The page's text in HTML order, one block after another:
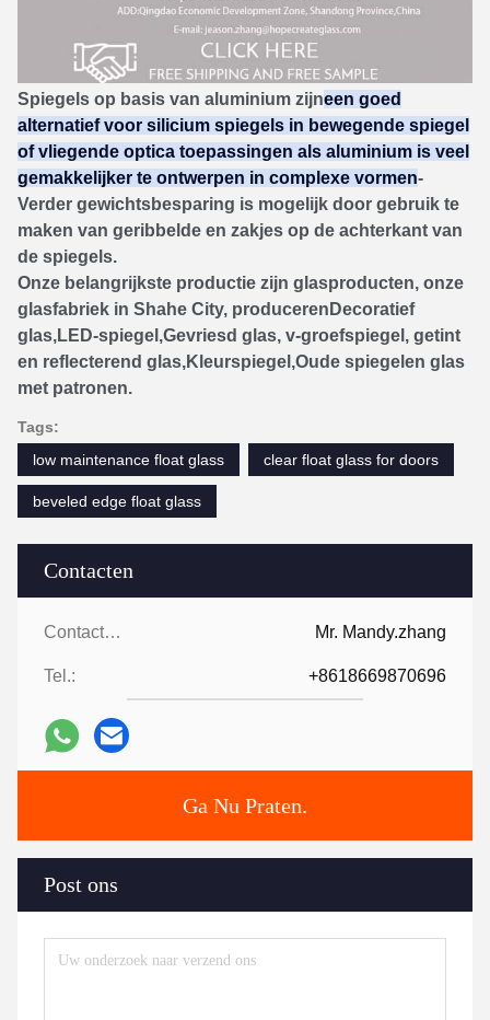
Contacten
Contacten: Mr. Mandy.zhang
Tel.: +8618669870696
Ga Nu Praten.
Post ons
Spiegels op basis van aluminium zijneen goed
alternatief voor silicium spiegels in bewegende spiegel
of vliegende optica toepassingen als aluminium is veel
gemakkelijker te ontwerpen in complexe vormen-
Verder gewichtsbesparing is mogelijk door gebruik te
maken van geribbelde en zakjes op de achterkant van
de spiegels.
Onze belangrijkste productie zijn glasproducten, onze
glasfabriek in Shahe City, produceren Decoratief
glas,LED-spiegel ,Gevriesd glas, v-groefspiegel, getint
en reflecterend glas,Kleurspiegel ,Oude spiegel en glas
met patronen.
Tags:
low maintenance float glass
clear float glass for doors
beveled edge float glass